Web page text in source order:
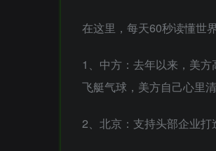
在这里，每天60秒读懂世
1、中方：去年以来，美
飞艇气球，美方自己心里清
2、北京：支持头部企业打